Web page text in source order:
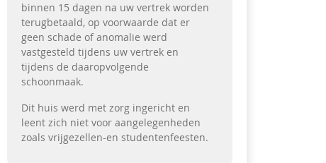
binnen 15 dagen na uw vertrek worden
terugbetaald, op voorwaarde dat er
geen schade of anomalie werd
vastgesteld tijdens uw vertrek en
tijdens de daaropvolgende
schoonmaak.
Dit huis werd met zorg ingericht en
leent zich niet voor aangelegenheden
zoals vrijgezellen-en studentenfeesten.